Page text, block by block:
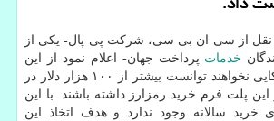
داد.
نقل از سی ان بی سی، شرکت پی پال- یکی از
خدمات پرداخت جهان- اعلام نمود از این
پس شهروندان آمریکایی نخواهند توانست بیشتر از ۱۰۰ هزار دلار در
این پلت فرم خرید رمزارز داشته باشند. با این
خرید سالانه وجود ندارد و هدف اتخاذ این